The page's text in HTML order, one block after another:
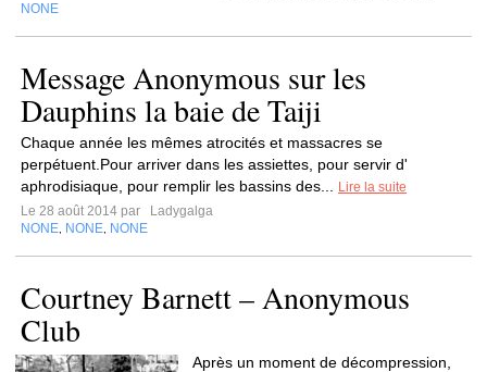
NONE
Message Anonymous sur les
Dauphins la baie de Taiji
Chaque année les mêmes atrocités et massacres se
perpétuent.Pour arriver dans les assiettes, pour servir d'
aphrodisiaque, pour remplir les bassins des...
Lire la suite
Le 28 août 2014 par
Ladygalga
NONE NONE NONE
Courtney Barnett – Anonymous
Club
Après un moment de décompression,